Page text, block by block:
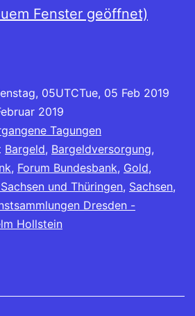
Fenster geöffnet)
05UTCTue, 05 Feb 2019
2019
Tagungen
Bargeld, Bargeldversorgung,
, Forum Bundesbank, Gold,
und Thüringen, Sachsen,
Dresden -
Hollstein